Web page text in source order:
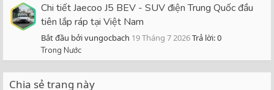
Chi tiết Jaecoo J5 BEV - SUV điện Trung Quốc đầu
tiên lắp ráp tại Việt Nam
Bắt đầu bởi vungocbach 19 Tháng 7 2026Trả lời: 0
Trong Nước
Chia sẻ trang này